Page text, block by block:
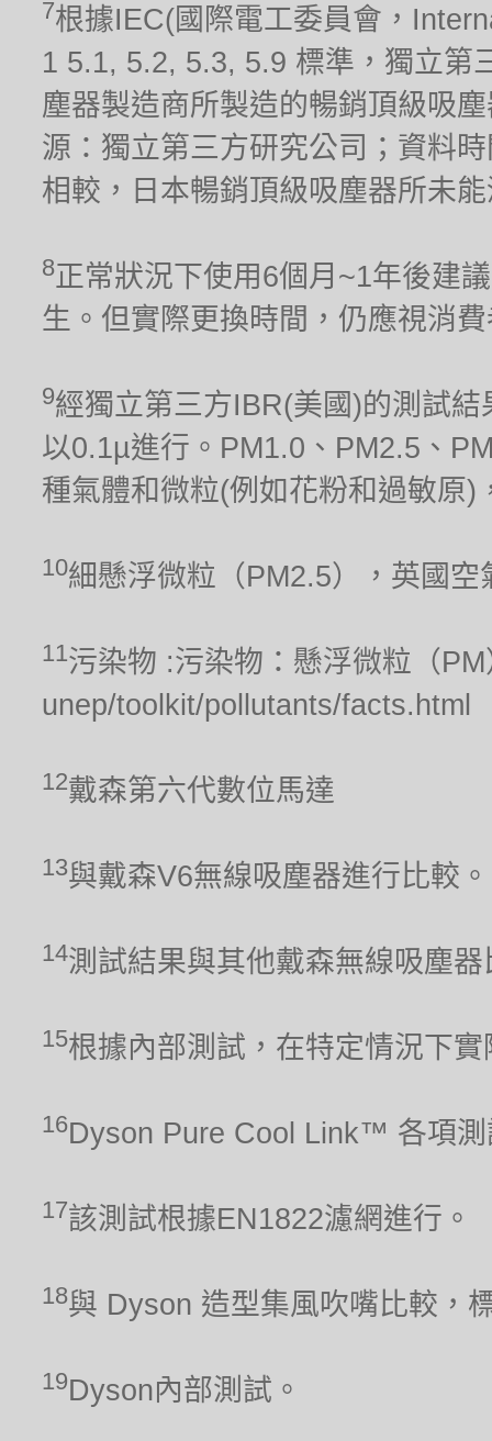
7根據IEC(國際電工委員會，
1 5.1, 5.2, 5.3, 5.9 標準，獨立第
塵器製造商所製造的暢銷頂級吸
源：獨立第三方研究公司；資料
相較，日本暢銷頂級吸塵器所未
8正常狀況下使用6個月~1年後建
生。但實際更換時間，仍應視消
9經獨立第三方IBR(美國)的測試
以0.1µ進行。PM1.0、PM2.5、
種氣體和微粒(例如花粉和過敏原
10細懸浮微粒（PM2.5），英國空
11污染物 :污染物：懸浮微粒（
unep/toolkit/pollutants/facts.html
12戴森第六代數位馬達
13與戴森V6無線吸塵器進行比較。
14測試結果與其他戴森無線吸塵器
15根據內部測試，在特定情況下
16Dyson Pure Cool Link™ 各項測
17該測試根據EN1822濾網進行。
18與 Dyson 造型集風吹嘴比較，
19Dyson內部測試。